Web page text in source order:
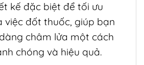
kế đặc biệt để tối ưu
việc đốt thuốc, giúp bạn
châm lửa một cách
chóng và hiệu quả.